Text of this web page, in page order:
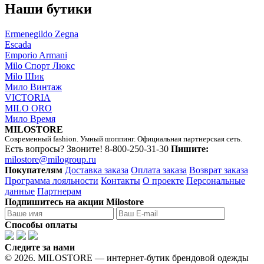
Наши бутики
Ermenegildo Zegna
Escada
Emporio Armani
Milo Спорт Люкс
Milo Шик
Мило Винтаж
VICTORIA
MILO ORO
Мило Время
MILOSTORE
Современный fashion. Умный шоппинг. Официальная партнерская сеть.
Есть вопросы? Звоните! 8-800-250-31-30 Пишите:
milostore@milogroup.ru
Покупателям Доставка заказа Оплата заказа Возврат заказа
Программа лояльности Контакты О проекте Персональные
данные Партнерам
Подпишитесь на акции Milostore
Способы оплаты
Следите за нами
© 2026. MILOSTORE — интернет-бутик брендовой одежды